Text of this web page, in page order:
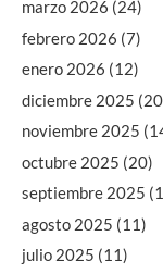
marzo 2026 (24)
febrero 2026 (7)
enero 2026 (12)
diciembre 2025
noviembre 2025
octubre 2025 (20)
septiembre 2025
agosto 2025 (11)
julio 2025 (11)